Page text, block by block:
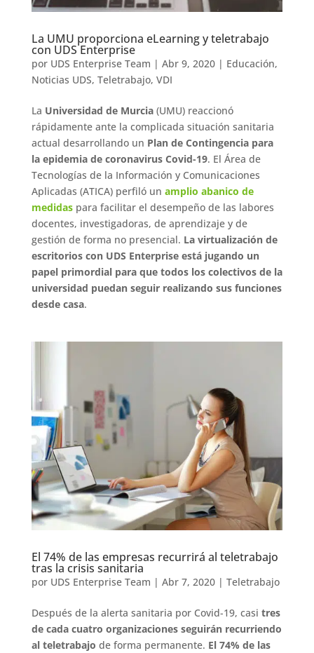
La UMU proporciona eLearning y teletrabajo
con UDS Enterprise
por UDS Enterprise Team | Abr 9, 2020| Educación,
Noticias UDS, Teletrabajo, VDI
La Universidad de Murcia(UMU) reaccionó
rápidamente ante la complicada situación sanitaria
actual desarrollando un Plan de Contingencia para
la epidemia de coronavirus Covid-19. El Área de
Tecnologías de la Información y Comunicaciones
Aplicadas (ATICA) perfiló un amplio abanico de
medidaspara facilitar el desempeño de las labores
docentes, investigadoras, de aprendizaje y de
gestión de forma no presencial. La virtualización de
escritorios con UDS Enterprise está jugando un
papel primordial para que todos los colectivos de la
universidad puedan seguir realizando sus funciones
desde casa.
El 74% de las empresas recurrirá al teletrabajo
tras la crisis sanitaria
por UDS Enterprise Team | Abr 7, 2020| Teletrabajo
Después de la alerta sanitaria por Covid-19, casi tres
de cada cuatro organizaciones seguirán recurriendo
al teletrabajo de forma permanente. El 74% de las